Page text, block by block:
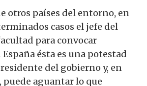
otros países del entorno, en
casos el jefe del
para convocar
España ésta es una potestad
del gobierno y, en
puede aguantar lo que